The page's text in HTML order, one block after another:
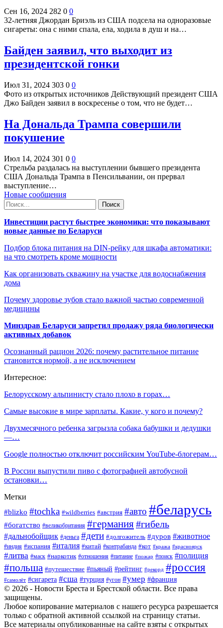
Сен 16, 2024 282 0 0
32-летняя Джордан Бриэль из США подсела на одноразовые
сигареты: она с ними спала, ела, ходила в душ и на…
Байден заявил, что выходит из
президентской гонки
Июл 31, 2024 303 0 0
Фото из открытых источников Действующий президент США
Джо Байден заявил в воскресенье о том, что не будет…
На Дональда Трампа совершили
покушение
Июл 14, 2024 301 0 0
Стрельба раздалась на выступлении бывшего президента
США Дональда Трампа в Пенсильвании, он прервал
выступление…
Новые сообщения
Инвестиции растут быстрее экономики: что показывают
новые данные по Беларуси
Подбор блока питания на DIN-рейку для шкафа автоматики:
на что смотреть кроме мощности
Как организовать скважину на участке для водоснабжения
дома
Почему здоровье зубов стало важной частью современной
медицины
Минздрав Беларуси запретил продажу ряда биологически
активных добавок
Осознанный рацион 2026: почему растительное питание
становится нормой, а не исключением
Интересное:
Белорусскому альпинисту стало плохо в горах…
Самые высокие в мире зарплаты. Какие, у кого и почему?
Двухмесячного ребенка загрызла собака бабушки и дедушки
—…
Google полностью отключит российским YouTube-блогерам…
В России выпустили пиво с фотографией автобусной
остановки…
Метки
#blizko #tochka #wildberries #австрия #авто #беларусь
#богатство #великобритания #германия#гибель
#дальнобойщик #деньга #дети #долгожитель #дуров #животное
#индия #испания #италия #китай #контрабанда #кот #кража #красноярск
#литва #маск #наркотик #отношения #питание #пожар #поиск #полиция
#польша #путешествие #пьяный #рейтинг #рекорд #россия
#самолёт #сигарета #сша #турция #угон #умер #франция
© 2026 - Новости Бреста и Брестской области. Все права
защищены.
Любое копирование материалов с нашего ресурса разрешается
только с обратной активной ссылкой на страницу статьи.
Все материалы опубликованные на сайте взяты с открытых